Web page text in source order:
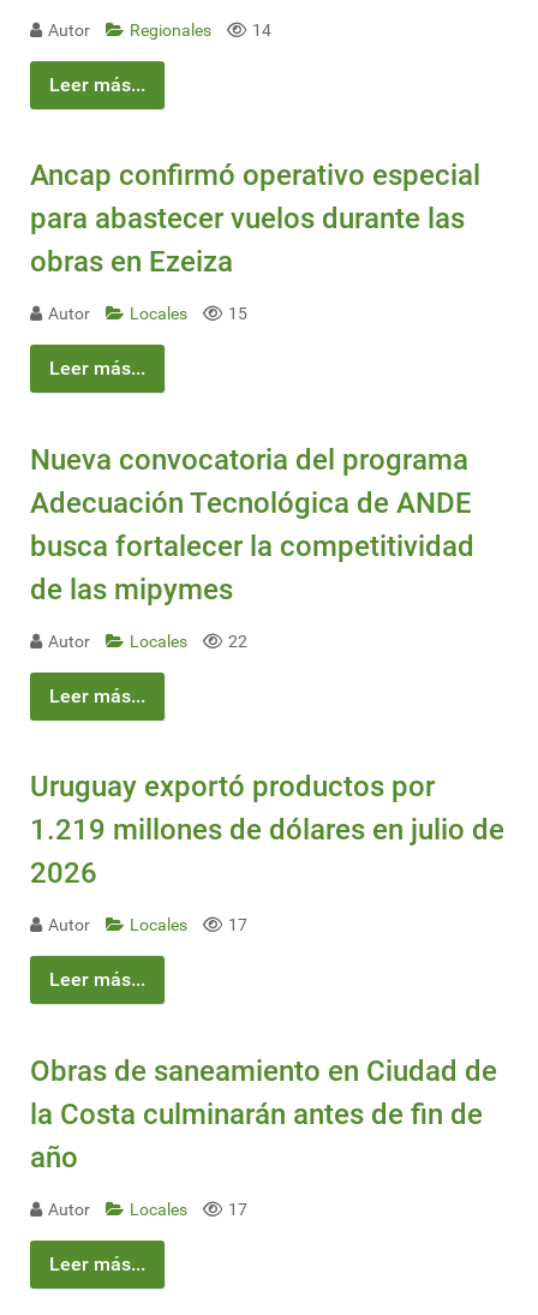
Autor Regionales 14
Leer más...
Ancap confirmó operativo especial
para abastecer vuelos durante las
obras en Ezeiza
Autor Locales 15
Leer más...
Nueva convocatoria del programa
Adecuación Tecnológica de ANDE
busca fortalecer la competitividad
de las mipymes
Autor Locales 22
Leer más...
Uruguay exportó productos por
1.219 millones de dólares en julio de
2026
Autor Locales 17
Leer más...
Obras de saneamiento en Ciudad de
la Costa culminarán antes de fin de
año
Autor Locales 17
Leer más...